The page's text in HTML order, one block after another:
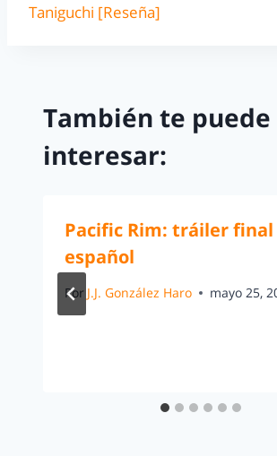
Taniguchi [Reseña]
También te puede
interesar:
Pacific Rim: tráiler final
español
Por J.J. González Haro mayo 25,